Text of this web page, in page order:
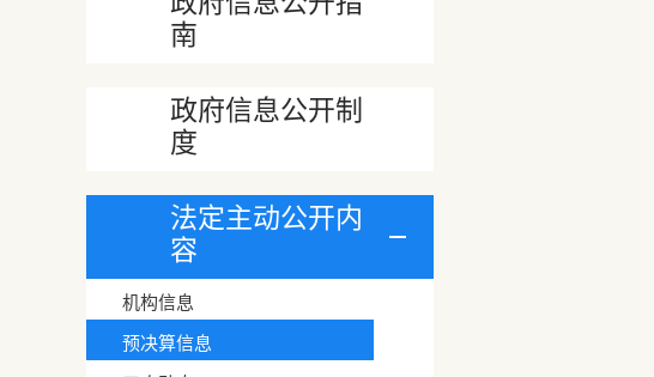
南
政府信息公开制
度
法定主动公开内
容
机构信息
预决算信息